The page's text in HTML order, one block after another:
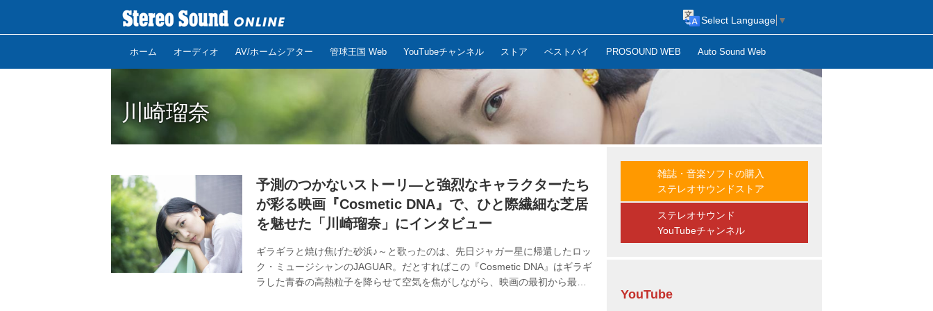
ホーム オーディオ AV/ホームシアター 管球王国 Web YouTubeチャンネル ストア ベストバイ PROSOUND WEB Auto Sound Web
Select Language ▼
川崎瑠奈
予測のつかないストーリ―と強烈なキャラクターたち
が彩る映画『Cosmetic DNA』で、ひと際繊細な芝居
を魅せた「川崎瑠奈」にインタビュー
ギラギラと焼け焦げた砂浜♪～と歌ったのは、先日ジャガー星に帰還したロッ
ク・ミュージシャンのJAGUAR。だとすればこの『Cosmetic DNA』はギラギ
ラした青春の高熱粒子を降らせて空気を焦がしながら、映画の最初から最後
雑誌・音楽ソフトの購入
ステレオサウンドストア
ステレオサウンド
YouTubeチャンネル
YouTube